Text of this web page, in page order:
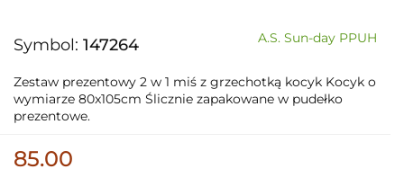
Symbol: 147264 A.S. Sun-day PPUH
Zestaw prezentowy 2 w 1 miś z grzechotką kocyk Kocyk o
wymiarze 80x105cm Ślicznie zapakowane w pudełko
prezentowe.
85.00